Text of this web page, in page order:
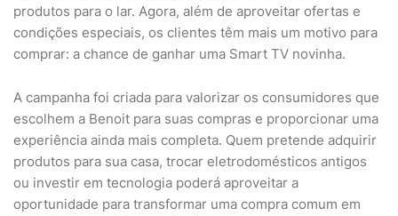
produtos para o lar. Agora, além de aproveitar ofertas e
condições especiais, os clientes têm mais um motivo para
comprar: a chance de ganhar uma Smart TV novinha.
A campanha foi criada para valorizar os consumidores que
escolhem a Benoit para suas compras e proporcionar uma
experiência ainda mais completa. Quem pretende adquirir
produtos para sua casa, trocar eletrodomésticos antigos
ou investir em tecnologia poderá aproveitar a
oportunidade para transformar uma compra comum em